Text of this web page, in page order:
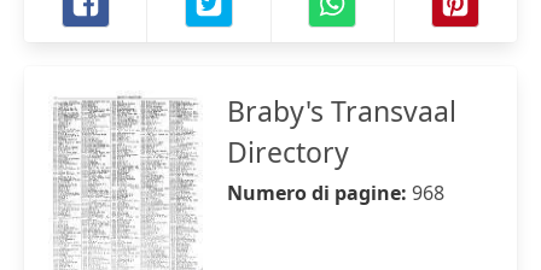
Braby's Transvaal
Directory
Numero di pagine: 968